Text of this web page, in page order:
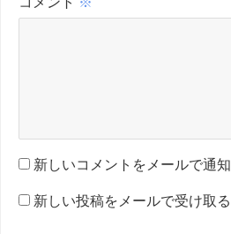
新しいコメントをメールで通知
新しい投稿をメールで受け取る